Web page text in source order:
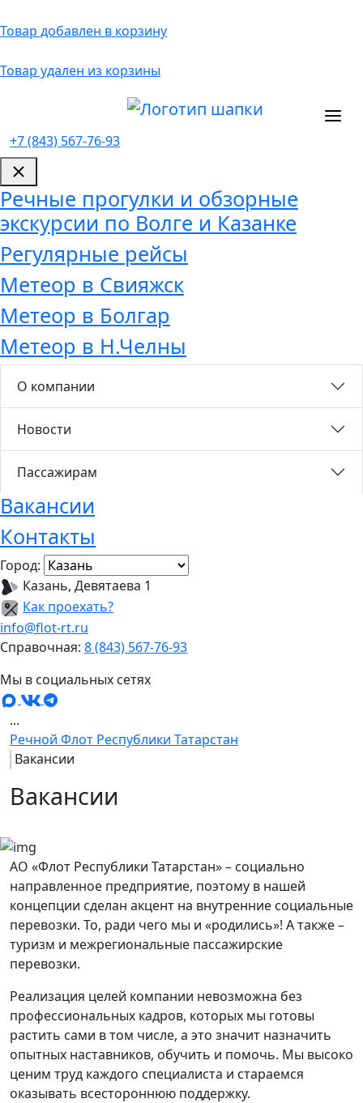
Товар добавлен в корзину
Товар удален из корзины
+7 (843) 567-76-93
Речные прогулки и обзорные
экскурсии по Волге и Казанке
Регулярные рейсы
Метеор в Свияжск
Метеор в Болгар
Метеор в Н.Челны
О компании
Новости
Пассажирам
Вакансии
Контакты
Город:
Казань, Девятаева 1
Как проехать?
info@flot-rt.ru
Справочная: 8 (843) 567-76-93
Мы в социальных сетях
...
Речной Флот Республики Татарстан
Вакансии
Вакансии
АО «Флот Республики Татарстан» – социально
направленное предприятие, поэтому в нашей
концепции сделан акцент на внутренние социальные
перевозки. То, ради чего мы и «родились»! А также –
туризм и межрегиональные пассажирские
перевозки.
Реализация целей компании невозможна без
профессиональных кадров, которых мы готовы
растить сами в том числе, а это значит назначить
опытных наставников, обучить и помочь. Мы высоко
ценим труд каждого специалиста и стараемся
оказывать всестороннюю поддержку.